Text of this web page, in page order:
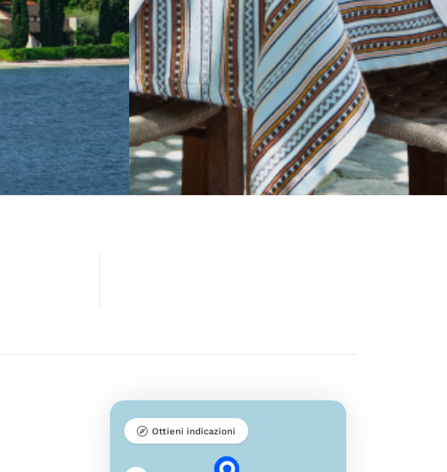
Ottieni indicazioni